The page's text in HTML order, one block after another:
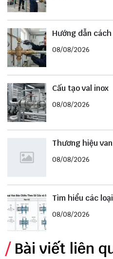
Hướng dẫn
08/08/2026
Cấu tạo val inox
08/08/2026
Thương hiệu
08/08/2026
Tìm hiểu các
08/08/2026
Bài viết liên